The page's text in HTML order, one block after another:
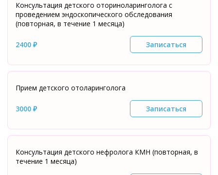
Консультация детского оториноларинголога с
проведением эндоскопического обследования
(повторная, в течение 1 месяца)
2400 ₽ Записаться
Прием детского отоларинголога
3000 ₽ Записаться
Консультация детского нефролога КМН (повторная, в
течение 1 месяца)